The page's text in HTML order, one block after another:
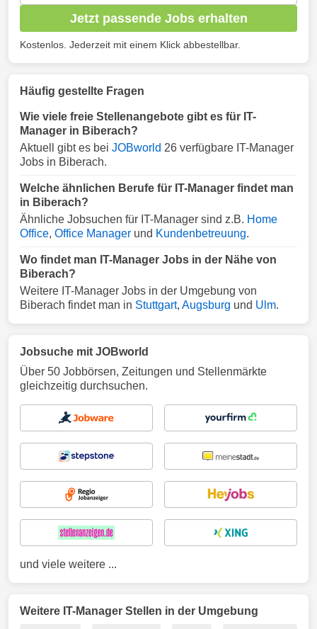
Jetzt passende Jobs erhalten
Kostenlos. Jederzeit mit einem Klick abbestellbar.
Häufig gestellte Fragen
Wie viele freie Stellenangebote gibt es für IT-
Manager in Biberach?
Aktuell gibt es bei JOBworld 26 verfügbare IT-Manager
Jobs in Biberach.
Welche ähnlichen Berufe für IT-Manager findet man
in Biberach?
Ähnliche Jobsuchen für IT-Manager sind z.B. Home
Office, Office Manager und Kundenbetreuung.
Wo findet man IT-Manager Jobs in der Nähe von
Biberach?
Weitere IT-Manager Jobs in der Umgebung von
Biberach findet man in Stuttgart, Augsburg und Ulm.
Jobsuche mit JOBworld
Über 50 Jobbörsen, Zeitungen und Stellenmärkte
gleichzeitig durchsuchen.
und viele weitere ...
Weitere IT-Manager Stellen in der Umgebung